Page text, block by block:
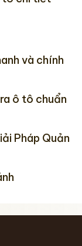
và chính
ô tô chuẩn
Pháp Quản